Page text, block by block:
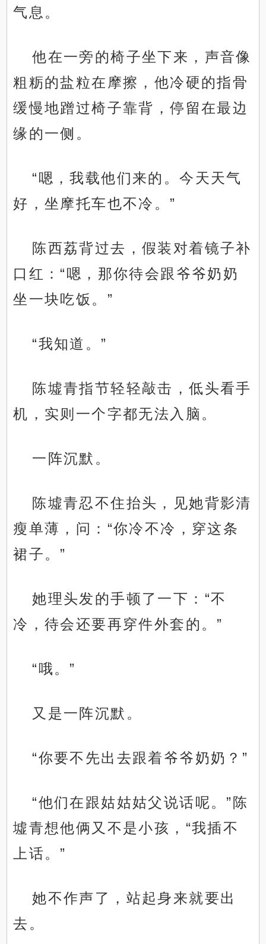
气息。
他在一旁的椅子坐下来，声音像
粗粝的盐粒在摩擦，他冷硬的指骨
缓慢地蹭过椅子靠背，停留在最边
缘的一侧。
“嗯，我载他们来的。今天天气
好，坐摩托车也不冷。”
陈西荔背过去，假装对着镜子补
口红：“嗯，那你待会跟爷爷奶奶
坐一块吃饭。”
“我知道。”
陈墟青指节轻轻敲击，低头看手
机，实则一个字都无法入脑。
一阵沉默。
陈墟青忍不住抬头，见她背影清
瘦单薄，问：“你冷不冷，穿这条
裙子。”
她理头发的手顿了一下：“不
冷，待会还要再穿件外套的。”
“哦。”
又是一阵沉默。
“你要不先出去跟着爷爷奶奶？”
“他们在跟姑姑姑父说话呢。”陈
墟青想他俩又不是小孩，“我插不
上话。”
她不作声了，站起身来就要出
去。